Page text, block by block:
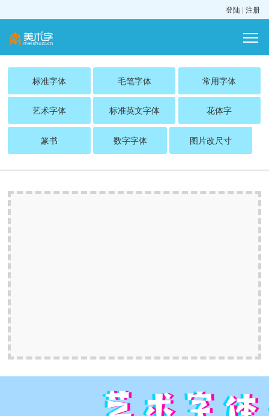
登陆 | 注册
标准字体 毛笔字体 常用字体
艺术字体 标准英文字体 花体字
篆书 数字字体 图片改尺寸